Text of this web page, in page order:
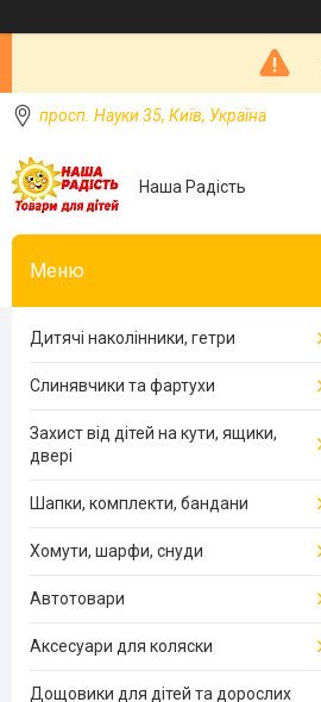
просп. Науки 35, Київ, Україна
Наша Радість
Дитячі наколінники, гетри
Слинявчики та фартухи
Захист від дітей на кути, ящики,
двері
Шапки, комплекти, бандани
Хомути, шарфи, снуди
Автотовари
Аксесуари для коляски
Дощовики для дітей та дорослих